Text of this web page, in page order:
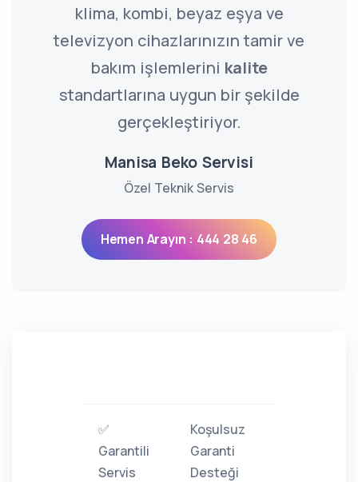
klima, kombi, beyaz eşya ve
televizyon cihazlarınızın tamir ve
bakım işlemlerini kalite
standartlarına uygun bir şekilde
gerçekleştiriyor.
Manisa Beko Servisi
Özel Teknik Servis
Hemen Arayın : 444 28 46
✅
Garantili
Servis
Koşulsuz
Garanti
Desteği